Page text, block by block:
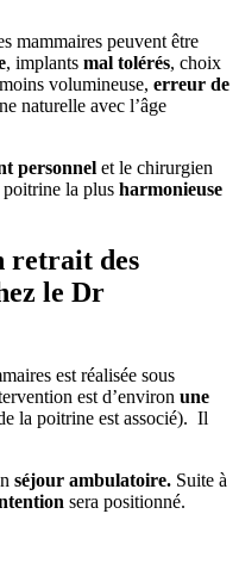
mammaires peuvent être
, implants mal tolérés, choix
volumineuse, erreur de
naturelle avec l’âge
personnel et le chirurgien
poitrine la plus harmonieuse
retrait des
le Dr
est réalisée sous
est d’environ une
la poitrine est associé). Il
séjour ambulatoire. Suite à
sera positionné.